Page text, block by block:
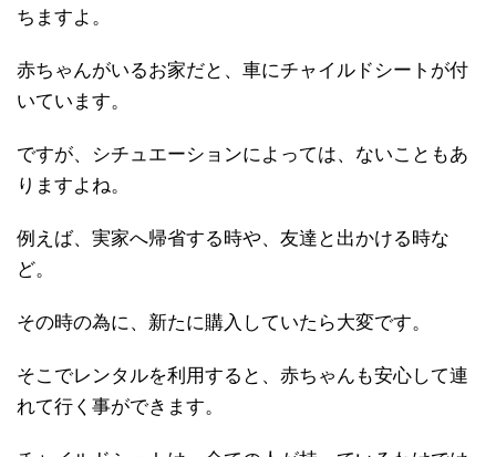
ちますよ。
赤ちゃんがいるお家だと、車にチャイルドシートが付
いています。
ですが、シチュエーションによっては、ないこともあ
りますよね。
例えば、実家へ帰省する時や、友達と出かける時な
ど。
その時の為に、新たに購入していたら大変です。
そこでレンタルを利用すると、赤ちゃんも安心して連
れて行く事ができます。